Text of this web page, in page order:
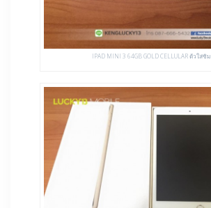
IPAD MINI 3 64GB GOLD CELLULAR ตัวใส่ซิม